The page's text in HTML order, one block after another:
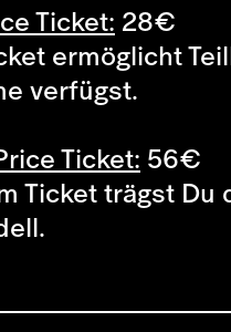
Ticket: 28€
ermöglicht
verfügst.
Ticket: 56€
Ticket trägst Du